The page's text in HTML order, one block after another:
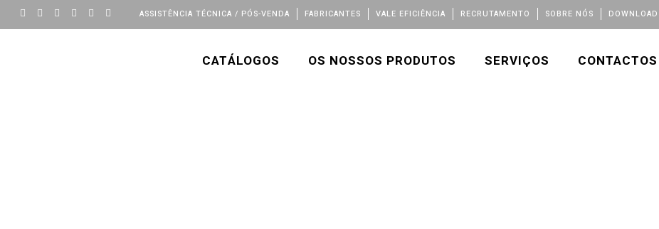
ASSISTÊNCIA TÉCNICA / PÓS-VENDA FABRICANTES VALE EFICIÊNCIA RECRUTAMENTO SOBRE NÓS
CATÁLOGOS OS NOSSOS PRODUTOS SERVIÇOS CONTACTOS